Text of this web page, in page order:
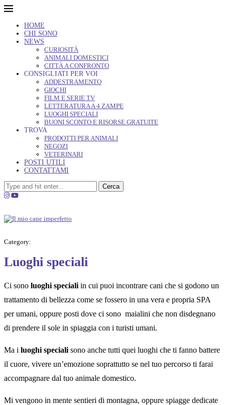
HOME
CHI SONO
NEWS
CURIOSITÀ
ANIMALI DOMESTICI
CITTÀ A CONFRONTO
CONSIGLIATI PER VOI
ADDESTRAMENTO
GIOCHI
FILM E SERIE TV
LETTERATURA A 4 ZAMPE
LUOGHI SPECIALI
BUONI SCONTO E RISORSE GRATUITE
TROVA
PRODOTTI PER ANIMALI
NEGOZI
VETERINARI
POSTI UTILI
CONTATTAMI
Cerca
Category:
Luoghi speciali
Ci sono luoghi speciali in cui puoi incontrare cani che si godono un
trattamento di bellezza come se fossero in una vera e propria SPA
per umani, oppure posti dove ci sono maialini che non disdegnano
di prendere il sole in spiaggia con i turisti umani.
Ma i luoghi speciali sono anche tutti quei luoghi che ti fanno battere
il cuore, vivere un’emozione soprattutto se nel tuo percorso ti farai
accompagnare dal tuo animale domestico.
Mi vengono in mente sentieri di montagna, oppure spiagge dedicate